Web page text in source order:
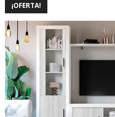
¡OFERTA!